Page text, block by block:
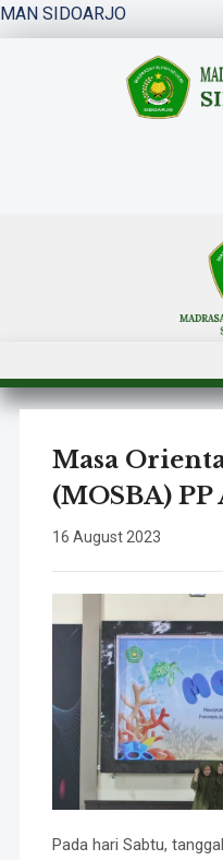
MAN SIDOARJO
Masa
(MOSBA)
16 August 2023
Pada hari Sabtu,